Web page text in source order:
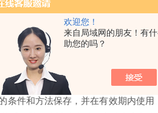
欢迎您！
来自局域网的朋友！有
助您的吗？
不稳定或具有较高的量值准确度，
中间标准储备溶液保存、使用。
后的恰当保存和包装、证书的完整
。标准物质的量值控制应分以下情
件和方法保存，并在有效期内使